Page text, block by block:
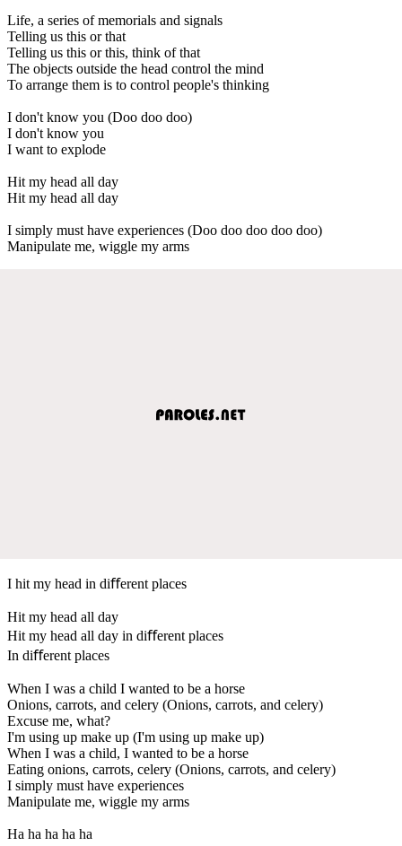
Life, a series of memorials and signals
Telling us this or that
Telling us this or this, think of that
The objects outside the head control the mind
To arrange them is to control people's thinking
I don't know you (Doo doo doo)
I don't know you
I want to explode
Hit my head all day
Hit my head all day
I simply must have experiences (Doo doo doo doo doo)
Manipulate me, wiggle my arms
I hit my head in diﬀerent places
Hit my head all day
Hit my head all day in diﬀerent places
In diﬀerent places
When I was a child I wanted to be a horse
Onions, carrots, and celery (Onions, carrots, and celery)
Excuse me, what?
I'm using up make up (I'm using up make up)
When I was a child, I wanted to be a horse
Eating onions, carrots, celery (Onions, carrots, and celery)
I simply must have experiences
Manipulate me, wiggle my arms
Ha ha ha ha ha